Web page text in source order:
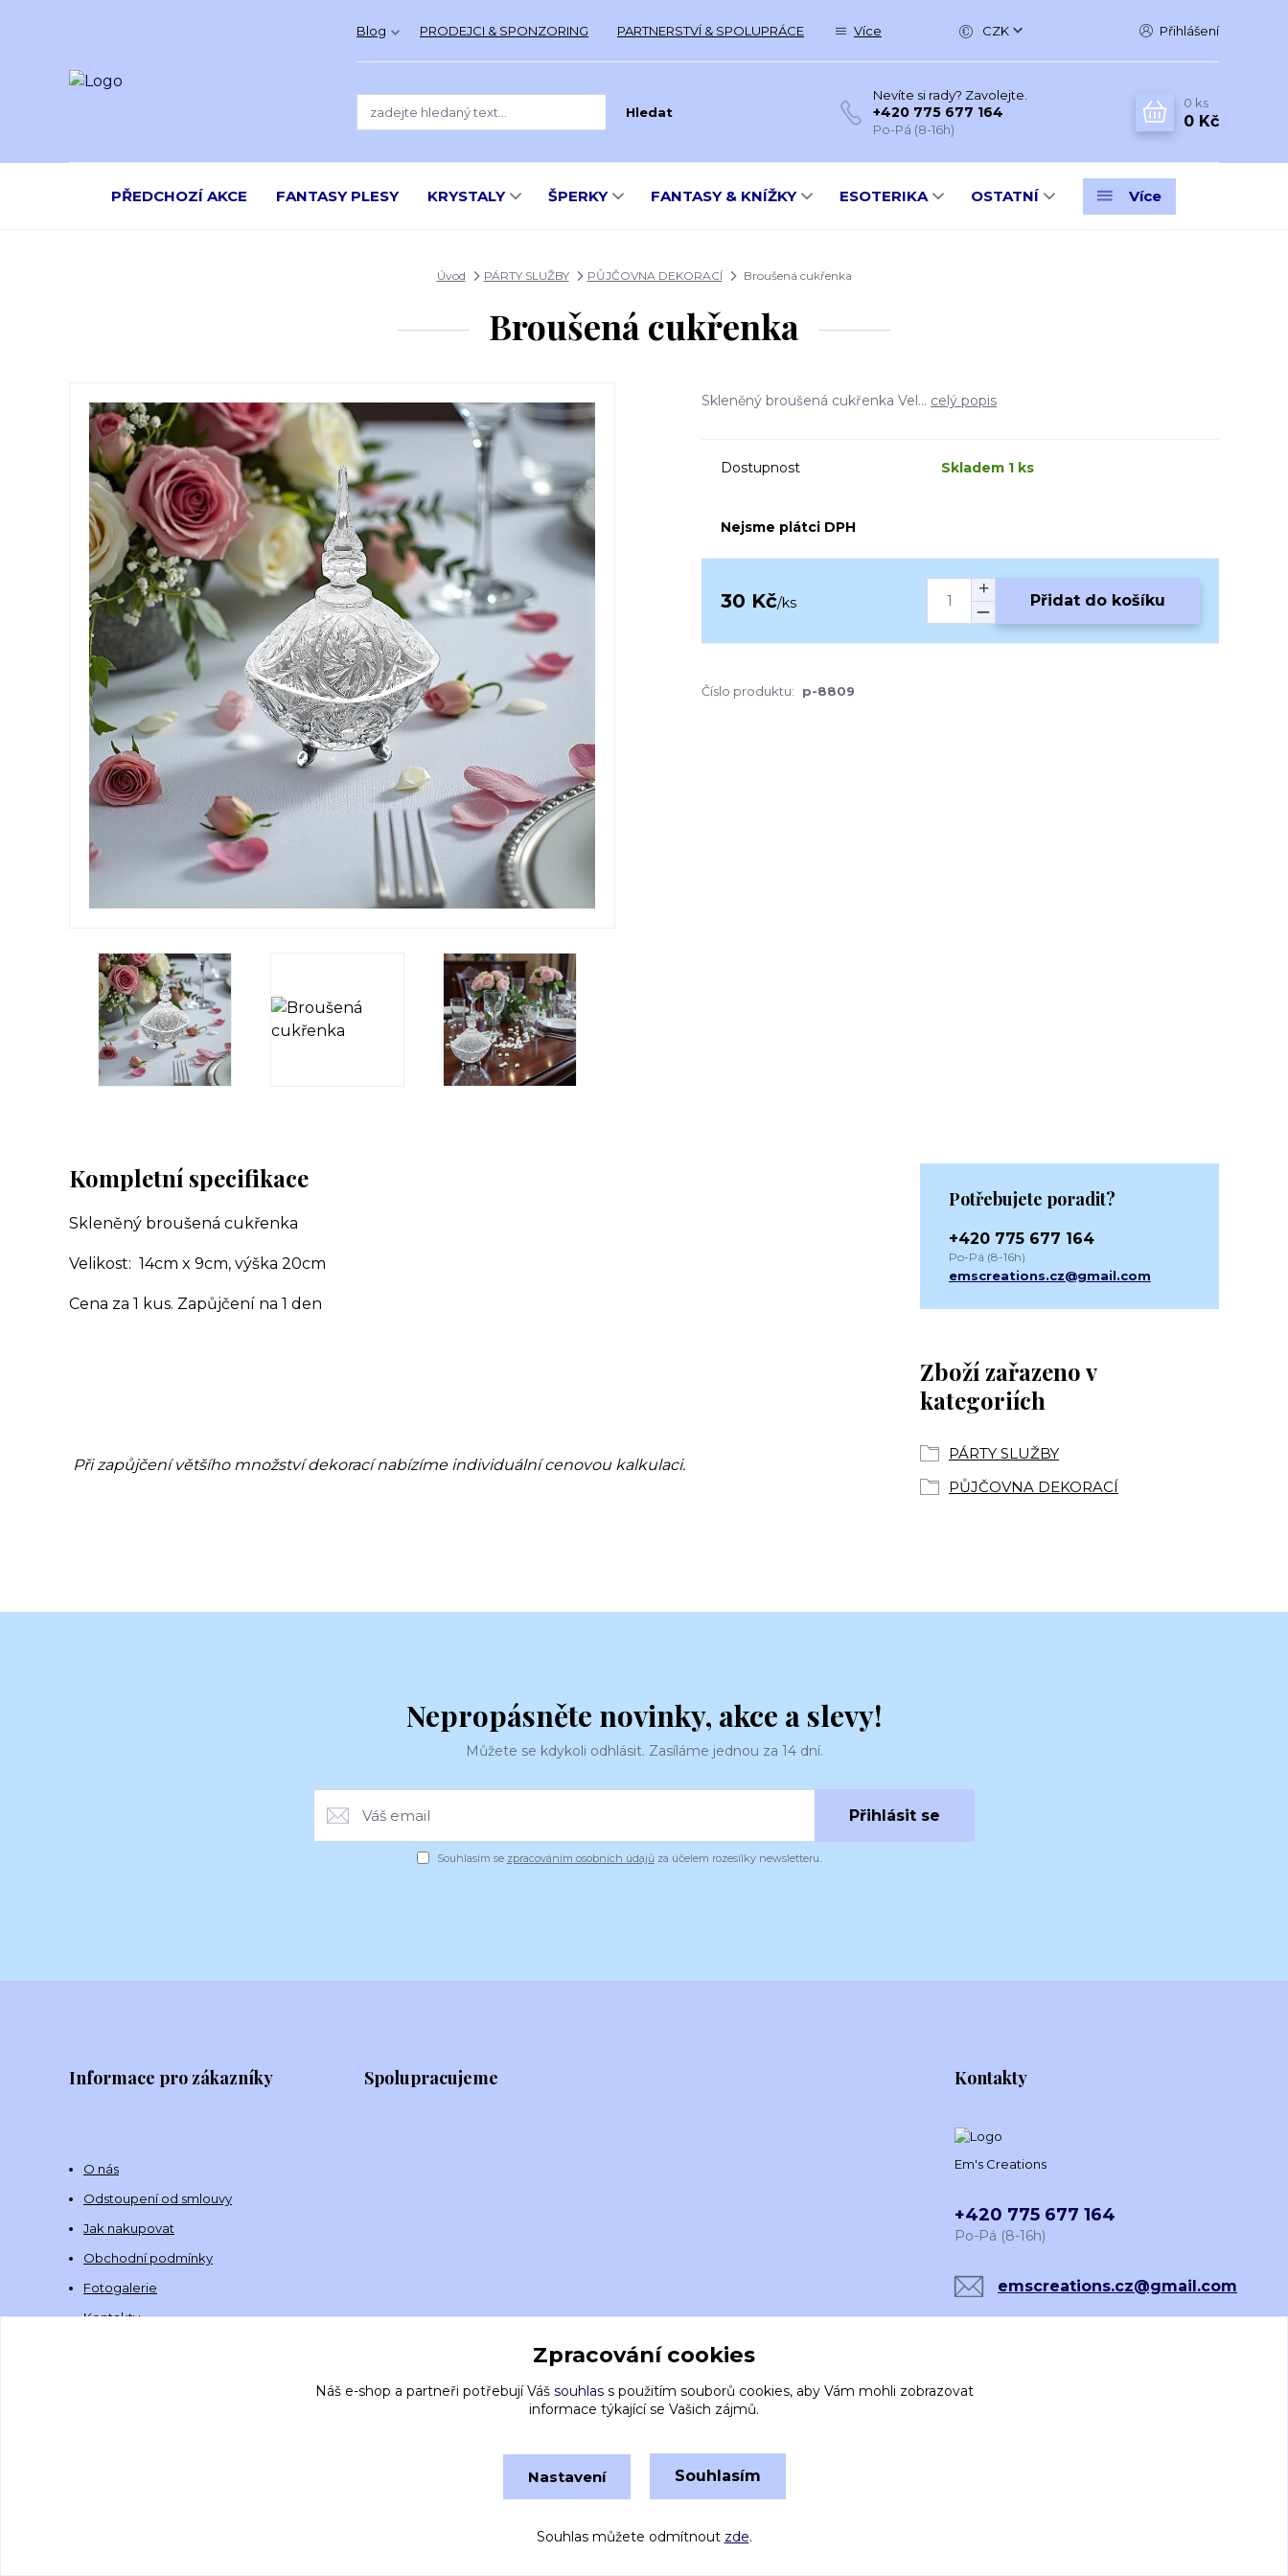
Blog PRODEJCI & SPONZORING PARTNERSTVÍ & SPOLUPRÁCE Více CZK Přihlášení
Hledat
Nevíte si rady? Zavolejte.
+420 775 677 164
Po-Pá (8-16h)
0 ks
0 Kč
PŘEDCHOZÍ AKCE FANTASY PLESY KRYSTALY ŠPERKY FANTASY & KNÍŽKY ESOTERIKA OSTATNÍ Více
Úvod PÁRTY SLUŽBY PŮJČOVNA DEKORACÍ Broušená cukřenka
Broušená cukřenka
Skleněný broušená cukřenka Vel... celý popis
Dostupnost Skladem 1 ks
Nejsme plátci DPH
30 Kč/ks Přidat do košíku
Číslo produktu: p-8809
Kompletní specifikace
Skleněný broušená cukřenka
Velikost: 14cm x 9cm, výška 20cm
Cena za 1 kus. Zapůjčení na 1 den
Při zapůjčení většího množství dekorací nabízíme individuální cenovou kalkulaci.
Zboží zařazeno v
kategoriích
PÁRTY SLUŽBY
PŮJČOVNA DEKORACÍ
Potřebujete poradit?
+420 775 677 164
Po-Pá (8-16h)
emscreations.cz@gmail.com
Nepropásněte novinky, akce a slevy!
Můžete se kdykoli odhlásit. Zasíláme jednou za 14 dní.
Přihlásit se
Souhlasím se zpracováním osobních údajůza účelem rozesílky newsletteru.
Informace pro zákazníky
O nás
Odstoupení od smlouvy
Jak nakupovat
Obchodní podmínky
Fotogalerie
Kontakty
Spolupracujeme Kontakty
Em's Creations
+420 775 677 164
Po-Pá (8-16h)
emscreations.cz@gmail.com
Zpracování cookies
Náš e-shop a partneři potřebují Váš souhlass použitím souborů cookies, aby Vám mohli zobrazovat
informace týkající se Vašich zájmů.
Nastavení Souhlasím
Souhlas můžete odmítnout zde.